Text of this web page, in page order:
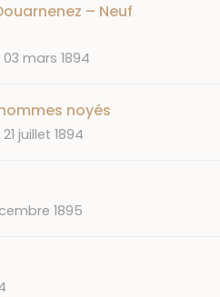
– Neuf
DATE
03 mars 1894
noyés
DATE
21 juillet 1894
1895